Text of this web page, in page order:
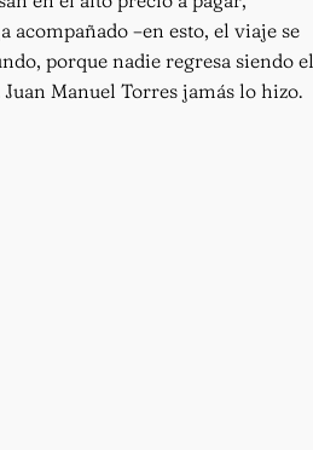
–en esto, el viaje se
porque nadie regresa siendo el
Manuel Torres jamás lo hizo.